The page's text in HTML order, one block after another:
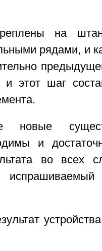
на
рядами, и
этот шаг
новые
и
во всех